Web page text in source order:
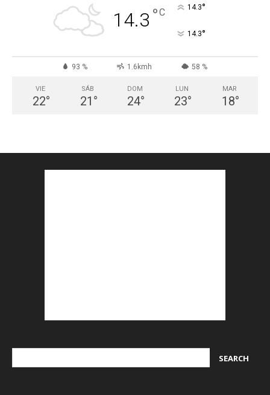
14.3 °C 14.3°
14.3°
93 % 1.6kmh 58 %
VIE
22°
SÁB
21 °
DOM
24°
LUN
23°
MAR
18°